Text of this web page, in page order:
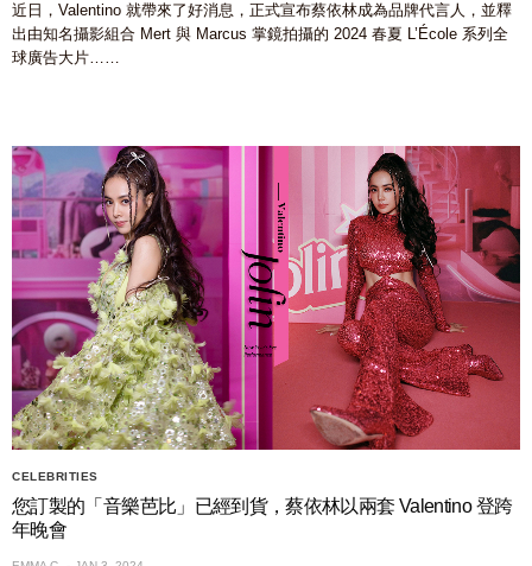
近日，Valentino 就帶來了好消息，正式宣布蔡依林成為品牌代言人，並釋
出由知名攝影組合 Mert 與 Marcus 掌鏡拍攝的 2024 春夏 L’École 系列全
球廣告大片……
CELEBRITIES
您訂製的「音樂芭比」已經到貨，蔡依林以兩套 Valentino 登跨
年晚會